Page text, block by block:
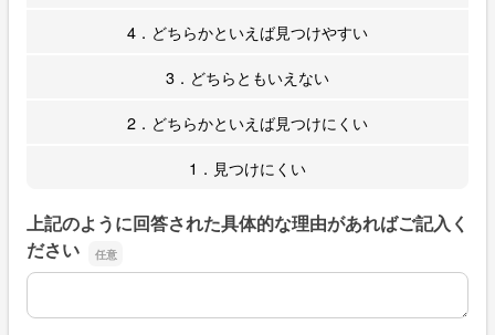
4．どちらかといえば見つけやすい
3．どちらともいえない
2．どちらかといえば見つけにくい
1．見つけにくい
上記のように回答された具体的な理由があればご記入く
ださい
上記のように回答された具体的な理由があればご記入くだ